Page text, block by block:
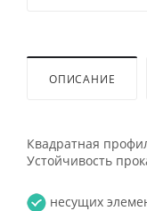
ОПИСАНИЕ
Квадратная
Устойчивость
несущих